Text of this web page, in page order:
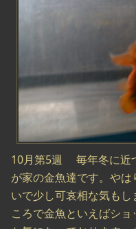
10月第5週 毎年冬に近
が家の金魚達です。や
いで少し可哀相な気も
ころで金魚といえばシ